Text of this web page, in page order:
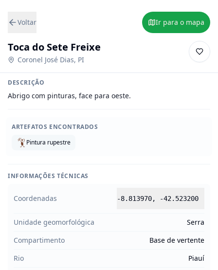
Voltar Ir para o mapa
Toca do Sete Freixe
Coronel José Dias, PI
DESCRIÇÃO
Abrigo com pinturas, face para oeste.
ARTEFATOS ENCONTRADOS
Pintura rupestre
INFORMAÇÕES TÉCNICAS
Coordenadas -8.813970, -42.523200
Unidade geomorfológica
Serra
Compartimento
Base de vertente
Rio
Piauí